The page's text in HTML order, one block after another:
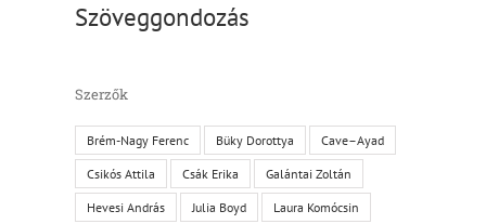
Szöveggondozás
Szerzők
Brém-Nagy Ferenc Büky Dorottya Cave–Ayad
Csikós Attila Csák Erika Galántai Zoltán
Hevesi András Julia Boyd Laura Komócsin